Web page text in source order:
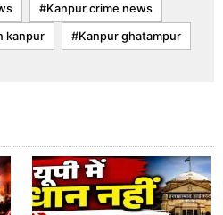
Kanpur crime news
kanpur Kanpur ghatampur